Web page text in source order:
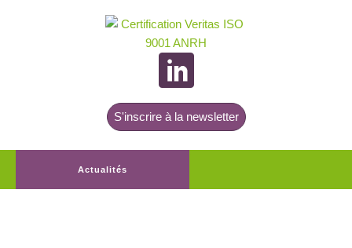
S'inscrire à la newsletter
Actualités